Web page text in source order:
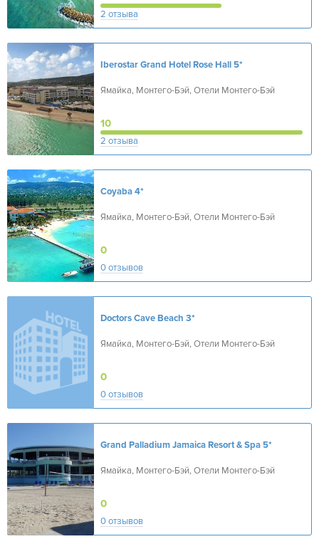
2 отзыва
Iberostar Grand Hotel Rose Hall5*
Ямайка, Монтего-Бэй, Отели Монтего-Бэй
10
2 отзыва
Coyaba4*
Ямайка, Монтего-Бэй, Отели Монтего-Бэй
0
0 отзывов
Doctors Cave Beach 3*
Ямайка, Монтего-Бэй, Отели Монтего-Бэй
0
0 отзывов
Grand Palladium Jamaica Resort & Spa5*
Ямайка, Монтего-Бэй, Отели Монтего-Бэй
0
0 отзывов